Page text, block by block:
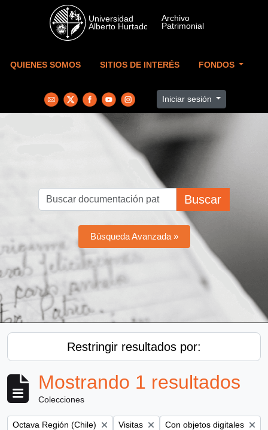
Skip to main content
QUIENES SOMOS SITIOS DE INTERÉS FONDOS
Iniciar sesión
Buscar
Búsqueda Avanzada »
Restringir resultados por:
Mostrando 1 resultados
Colecciones
Remove filter:
Octava Región (Chile) Remove filter:
Visitas Remove filter:
Con objetos digitales